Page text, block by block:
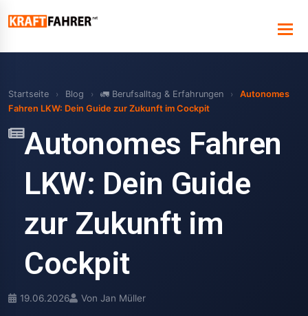
Startseite › Blog › 🚛 Berufsalltag & Erfahrungen ›
Autonomes
Fahren LKW: Dein Guide zur Zukunft im Cockpit
Autonomes Fahren
LKW: Dein Guide
zur Zukunft im
Cockpit
19.06.2026 Von Jan Müller